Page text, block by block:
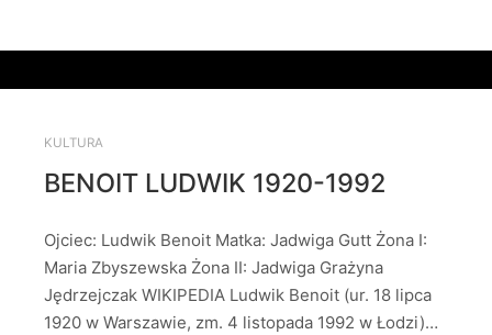
KULTURA
BENOIT LUDWIK 1920-1992
Ojciec: Ludwik Benoit Matka: Jadwiga Gutt Żona I:
Maria Zbyszewska Żona II: Jadwiga Grażyna
Jędrzejczak WIKIPEDIA Ludwik Benoit (ur. 18 lipca
1920 w Warszawie, zm. 4 listopada 1992 w Łodzi)…